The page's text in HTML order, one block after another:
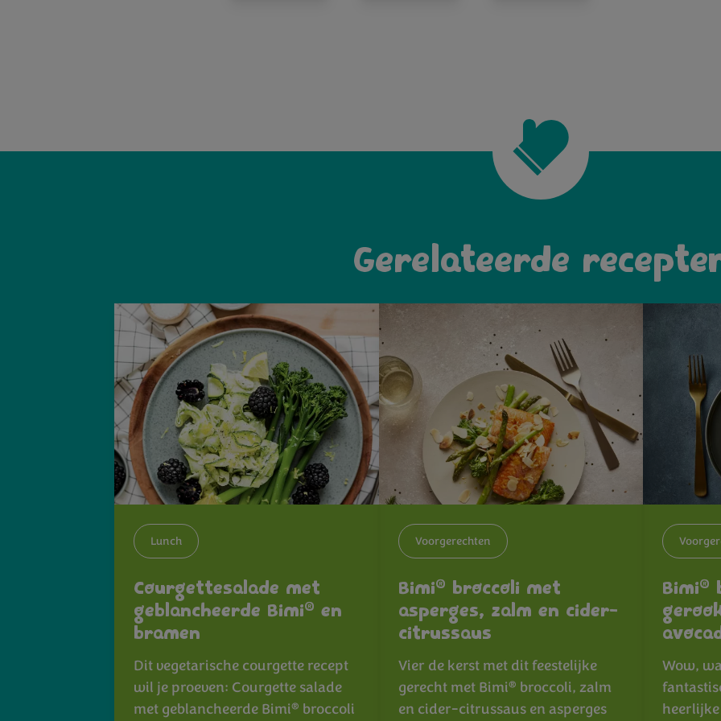
Gerelateerde
Lunch
Courgettesalade met
geblancheerde Bimi® en
bramen
Dit vegetarische courgette recept
wil je proeven: Courgette salade
met geblancheerde Bimi® broccoli
Voorgerechten
Bimi® broccoli met
asperges, zalm en cider-
citrussaus
Vier de kerst met dit feestelijke
gerecht met Bimi® broccoli, zalm
en cider-citrussaus en asperges
Bimi®
Wow,